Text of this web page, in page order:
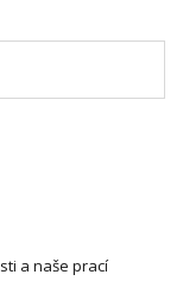
a naše prací